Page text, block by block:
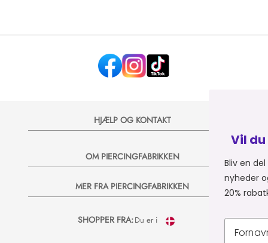
HJÆLP OG KONTAKT
OM PIERCINGFABRIKKEN
MER FRA PIERCINGFABRIKKEN
SHOPPER FRA:Du er i
Vil du have 20%
Bliv en del af
nyheder og vilde tilbud på
20% rabatkode til dit næste